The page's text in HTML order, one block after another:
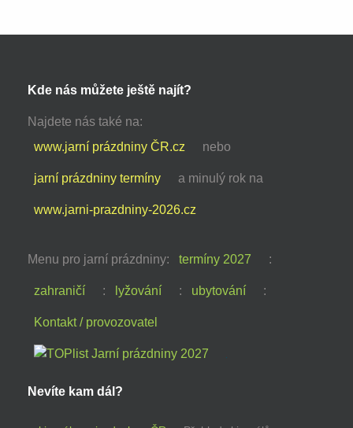
Kde nás můžete ještě najít?
Najdete nás také na:
www.jarní prázdniny ČR.cz
nebo
jarní prázdniny termíny a minulý rok na
www.jarni-prazdniny-2026.cz
Menu pro jarní prázdniny: termíny 2027 :
zahraničí : lyžování : ubytování :
Kontakt / provozovatel
Nevíte kam dál?